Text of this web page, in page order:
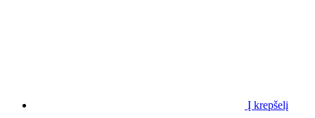
Į krepšelį